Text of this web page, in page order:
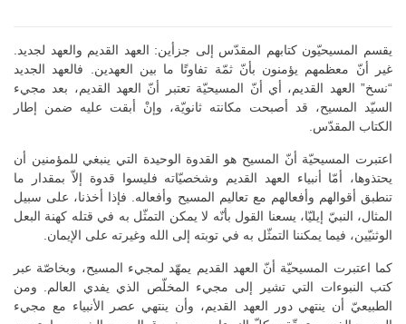
يقسم المسيحيّون كتابهم المقدّس إلى جزأين: العهد القديم والعهد لجديد.
غير أنّ معظمهم يؤمنون بأنّ ثمّة تفاوتًا ما بين العهدين. فالعهد الجديد
“نسخ” العهد القديم، أي أنّ المسيحيّة تعتبر أنّ العهد القديم، بعد مجيء
السيّد المسيح، قد أصبحت مكانته ثانويّة، وإنْ أبقت عليه ضمن إطار
الكتاب المقدّس.
اعتبرت المسيحيّة أنّ المسيح هو القدوة الوحيدة التي ينبغي للمؤمنين أن
يحتذوها، أمّا أنبياء العهد القديم وشخصيّاته فليسوا قدوة إلاّ بمقدار ما
تنطبق أقوالهم وأفعالهم مع تعاليم المسيح وأفعاله. فإذا أخذنا، على سبيل
المثال، النبيّ إيليّا، يسعنا القول بأنّه لا يمكن التمثّل به في قتله كهنة البعل
الوثنيّين، فيما يمكننا التمثّل به في توبته إلى الله وغيرته على الإيمان.
كما اعتبرت المسيحيّة أنّ العهد القديم يمهّد لمجيء المسيح، وبخاصّة عبر
كتب النبوءات التي تشير إلى مجيء المخلّص الذي يفدي العالم. ومن
الطبيعيّ أن ينتهي دور العهد القديم، وأن ينتهي عصر الأنبياء مع مجيء